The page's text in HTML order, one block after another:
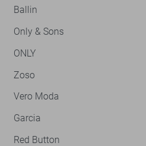
Ballin
Only & Sons
ONLY
Zoso
Vero Moda
Garcia
Red Button